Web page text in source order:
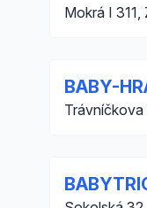
Mokrá I
BABY-